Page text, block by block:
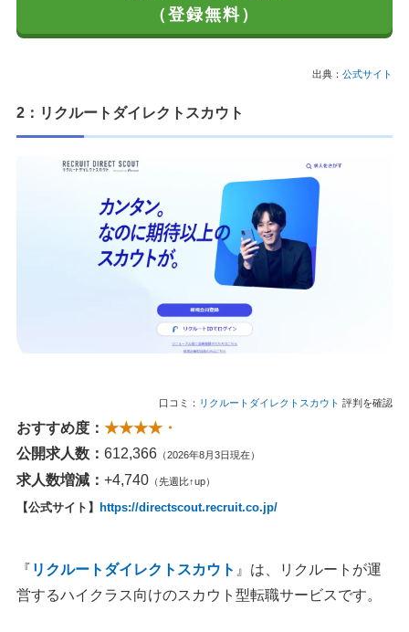
（登録無料）
出典： 公式サイト
2：リクルートダイレクトスカウト
口コミ： リクルートダイレクトスカウト 評判を確認
おすすめ度： ★★★★・
公開求人数： 612,366 （2026年8月3日現在）
求人数増減： +4,740 （先週比↑up）
【公式サイト】 https://directscout.recruit.co.jp/
『 リクルートダイレクトスカウト 』は、リクルートが運
営するハイクラス向けのスカウト型転職サービスです。